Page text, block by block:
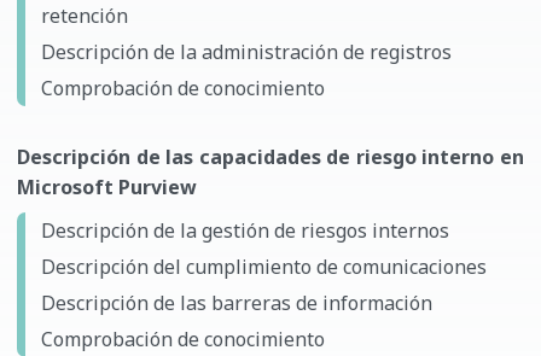
retención
Descripción de la administración de registros
Comprobación de conocimiento
Descripción de las capacidades de riesgo interno en
Microsoft Purview
Descripción de la gestión de riesgos internos
Descripción del cumplimiento de comunicaciones
Descripción de las barreras de información
Comprobación de conocimiento